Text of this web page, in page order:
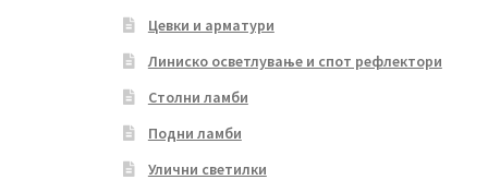
Цевки и арматури
Линиско осветлување и спот рефлектори
Столни ламби
Подни ламби
Улични светилки